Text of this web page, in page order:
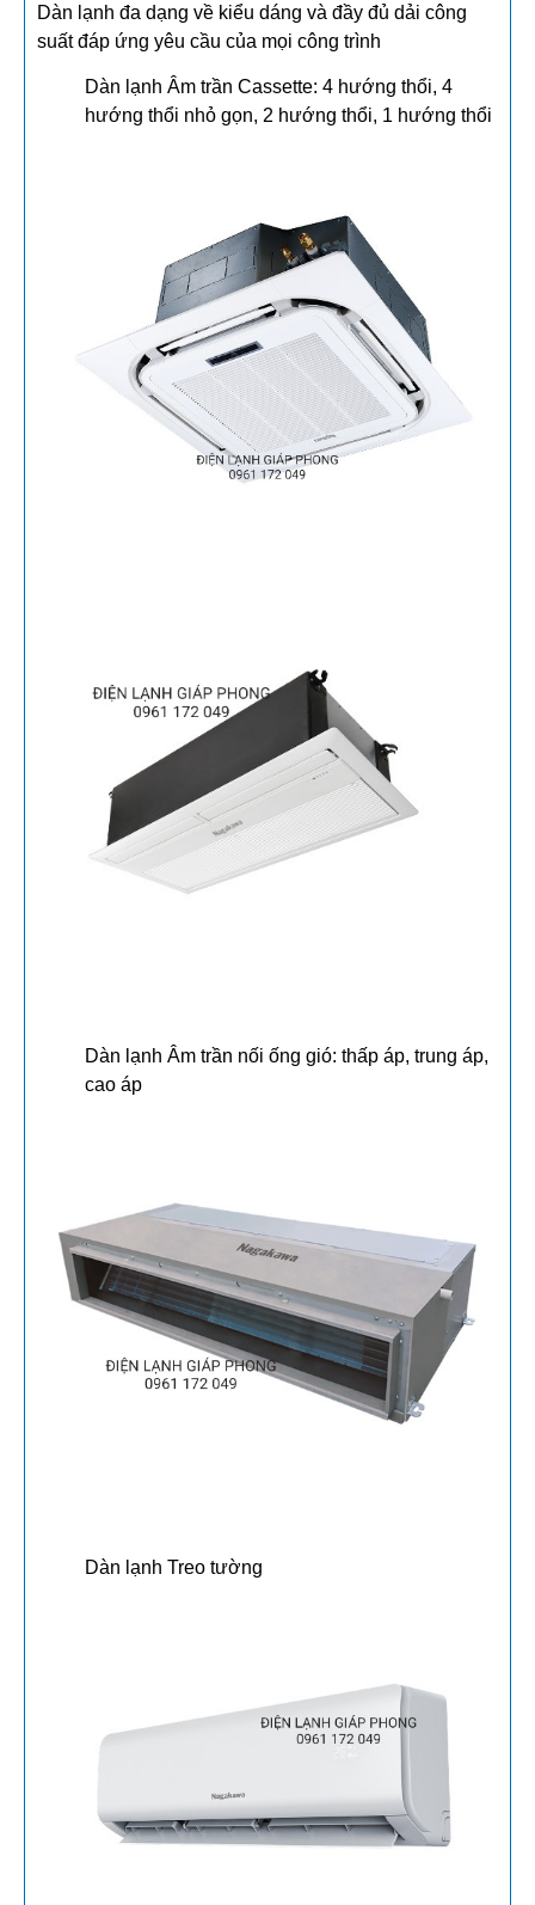
Dàn lạnh đa dạng về kiểu dáng và đầy đủ dải công
suất đáp ứng yêu cầu của mọi công trình
Dàn lạnh Âm trần Cassette: 4 hướng thổi, 4
hướng thổi nhỏ gọn, 2 hướng thổi, 1 hướng thổi
Dàn lạnh Âm trần nối ống gió: thấp áp, trung áp,
cao áp
Dàn lạnh Treo tường